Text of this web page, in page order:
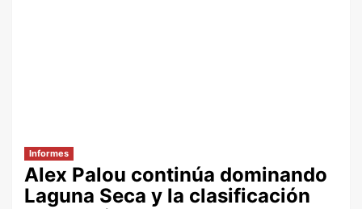
Informes
Alex Palou continúa dominando
Laguna Seca y la clasificación